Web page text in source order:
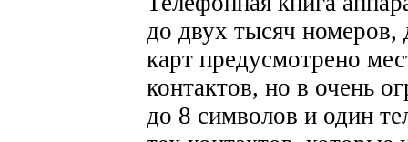
до двух тысяч номеров,
карт предусмотрено
контактов, но в очень
до 8 символов и один